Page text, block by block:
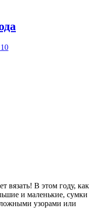
вязать! В этом году, как
и маленькие, сумки
узорами или